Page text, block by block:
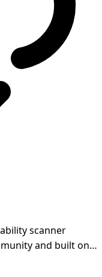
scanner
and built on a